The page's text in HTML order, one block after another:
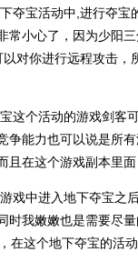
夺宝活动中,进行夺宝
常小心了，因为少阳
以对你进行远程攻击，
这个活动的游戏剑客
争能力也可以说是所
且在这个游戏副本里
戏中进入地下夺宝之
时我嫩嫩也是需要尽
在这个地下夺宝的活